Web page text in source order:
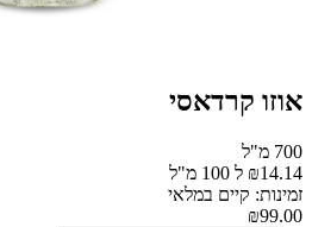
אוזו קרדאסי
700 מ"ל
₪14.14 ל 100 מ"ל
זמינות: קיים במלאי
₪99.00